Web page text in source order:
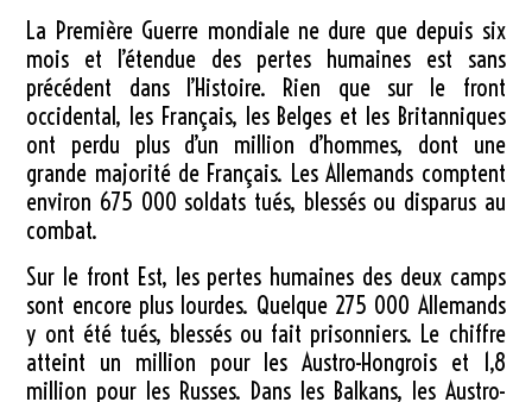
La Première Guerre mondiale ne dure que depuis six
mois et l’étendue des pertes humaines est sans
précédent dans l’Histoire. Rien que sur le front
occidental, les Français, les Belges et les Britanniques
ont perdu plus d’un million d’hommes, dont une
grande majorité de Français. Les Allemands comptent
environ 675 000 soldats tués, blessés ou disparus au
combat.
Sur le front Est, les pertes humaines des deux camps
sont encore plus lourdes. Quelque 275 000 Allemands
y ont été tués, blessés ou fait prisonniers. Le chiffre
atteint un million pour les Austro-Hongrois et 1,8
million pour les Russes. Dans les Balkans, les Austro-